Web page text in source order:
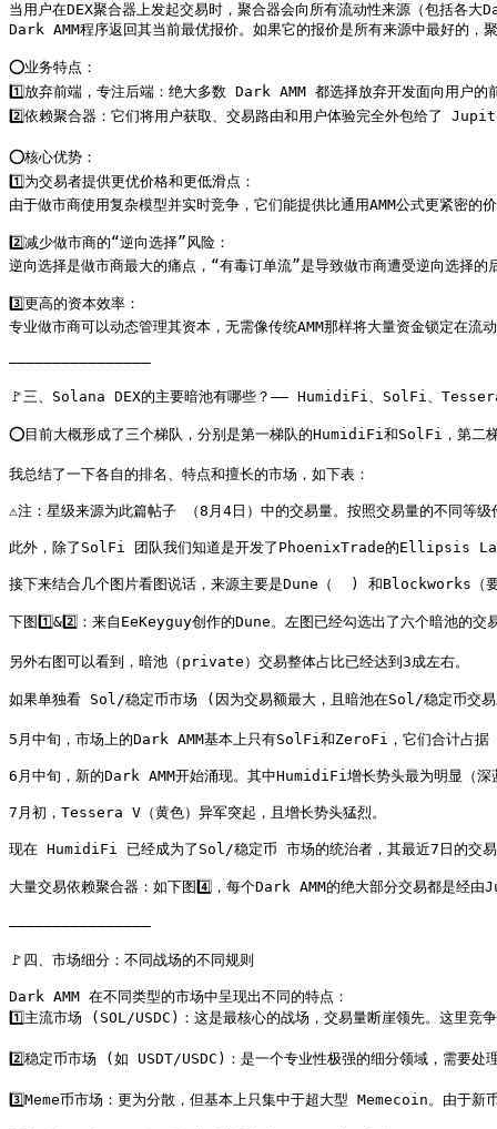
当用户在DEX聚合器上发起交易时，聚合器会向所有流动性来源（包括各大
Dark AMM程序返回其当前最优报价。如果它的报价是所有来源中最好的，
⭕️业务特点：
1️⃣放弃前端，专注后端：绝大多数 Dark AMM 都选择放弃开发面向用户的
2️⃣依赖聚合器：它们将用户获取、交易路由和用户体验完全外包给了
⭕️核心优势：
1️⃣为交易者提供更优价格和更低滑点：
由于做市商使用复杂模型并实时竞争，它们能提供比通用AMM公式更紧密的
2️⃣减少做市商的“逆向选择”风险：
逆向选择是做市商最大的痛点，“有毒订单流”是导致做市商遭受逆向选择
3️⃣更高的资本效率：
专业做市商可以动态管理其资本，无需像传统AMM那样将大量资金锁定在流
————————————————
🚩三、Solana DEX的主要暗池有哪些？—— HumidiFi、SolFi、
⭕️目前大概形成了三个梯队，分别是第一梯队的HumidiFi和SolFi，第
我总结了一下各自的排名、特点和擅长的市场，如下表：
⚠️注：星级来源为此篇帖子 （8月4日）中的交易量。按照交易量的不同等
此外，除了SolFi 团队我们知道是开发了PhoenixTrade的Ellipsis
接下来结合几个图片看图说话，来源主要是Dune（  ) 和Blockworks（
下图1️⃣&2️⃣：来自EeKeyguy创作的Dune。左图已经勾选出了六个暗池的
另外右图可以看到，暗池（private）交易整体占比已经达到3成左右。
如果单独看 Sol/稳定币市场 (因为交易额最大，且暗池在Sol/稳定币交
5月中旬，市场上的Dark AMM基本上只有SolFi和ZeroFi，它们合计占
6月中旬，新的Dark AMM开始涌现。其中HumidiFi增长势头最为明显
7月初，Tessera V（黄色）异军突起，且增长势头猛烈。
现在 HumidiFi 已经成为了Sol/稳定币 市场的统治者，其最近7日的交
大量交易依赖聚合器：如下图4️⃣，每个Dark AMM的绝大部分交易都是经
————————————————
🚩四、市场细分：不同战场的不同规则
Dark AMM 在不同类型的市场中呈现出不同的特点：
1️⃣主流市场 (SOL/USDC)：这是最核心的战场，交易量断崖领先。这
2️⃣稳定币市场 (如 USDT/USDC)：是一个专业性极强的细分领域，需要
3️⃣Meme币市场：更为分散，但基本上只集中于超大型 Memecoin。由于